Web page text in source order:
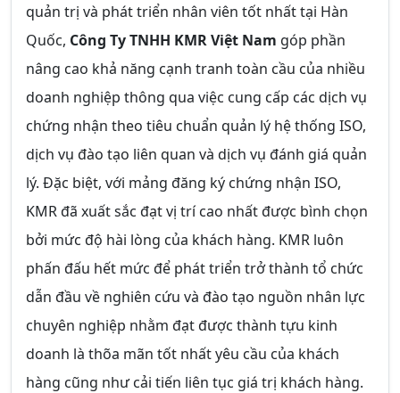
quản trị và phát triển nhân viên tốt nhất tại Hàn
Quốc, Công Ty TNHH KMR Việt Nam góp phần
nâng cao khả năng cạnh tranh toàn cầu của nhiều
doanh nghiệp thông qua việc cung cấp các dịch vụ
chứng nhận theo tiêu chuẩn quản lý hệ thống ISO,
dịch vụ đào tạo liên quan và dịch vụ đánh giá quản
lý. Đặc biệt, với mảng đăng ký chứng nhận ISO,
KMR đã xuất sắc đạt vị trí cao nhất được bình chọn
bởi mức độ hài lòng của khách hàng. KMR luôn
phấn đấu hết mức để phát triển trở thành tổ chức
dẫn đầu về nghiên cứu và đào tạo nguồn nhân lực
chuyên nghiệp nhằm đạt được thành tựu kinh
doanh là thõa mãn tốt nhất yêu cầu của khách
hàng cũng như cải tiến liên tục giá trị khách hàng.